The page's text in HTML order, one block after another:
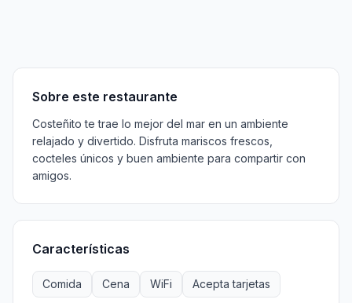
Sobre este restaurante
Costeñito te trae lo mejor del mar en un ambiente
relajado y divertido. Disfruta mariscos frescos,
cocteles únicos y buen ambiente para compartir con
amigos.
Características
Comida Cena WiFi Acepta tarjetas